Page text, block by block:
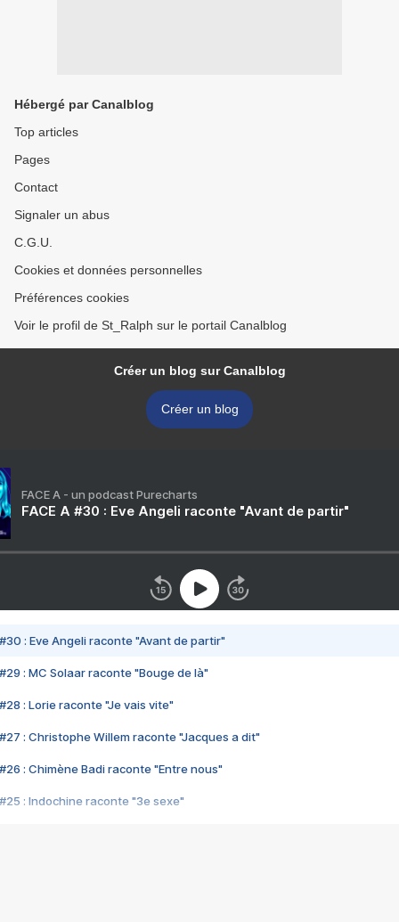
Hébergé par Canalblog
Top articles
Pages
Contact
Signaler un abus
C.G.U.
Cookies et données personnelles
Préférences cookies
Voir le profil de St_Ralph sur le portail Canalblog
Créer un blog sur Canalblog
Créer un blog
FACE A - un podcast Purecharts
FACE A #30 : Eve Angeli raconte "Avant de partir"
#30 : Eve Angeli raconte "Avant de partir"
#29 : MC Solaar raconte "Bouge de là"
#28 : Lorie raconte "Je vais vite"
#27 : Christophe Willem raconte "Jacques a dit"
#26 : Chimène Badi raconte "Entre nous"
#25 : Indochine raconte "3e sexe"